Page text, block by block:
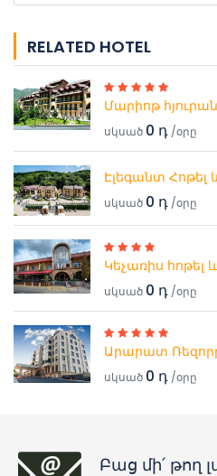
RELATED HOTEL
Մարիոթ
սկսած 0 դ /օրը
Էլեգանտ Հոթել
սկսած 0 դ /օրը
Կեչառիս հոթել
սկսած 0 դ /օրը
Արարատ
սկսած 0 դ /օրը
Բաց մի՛ թող